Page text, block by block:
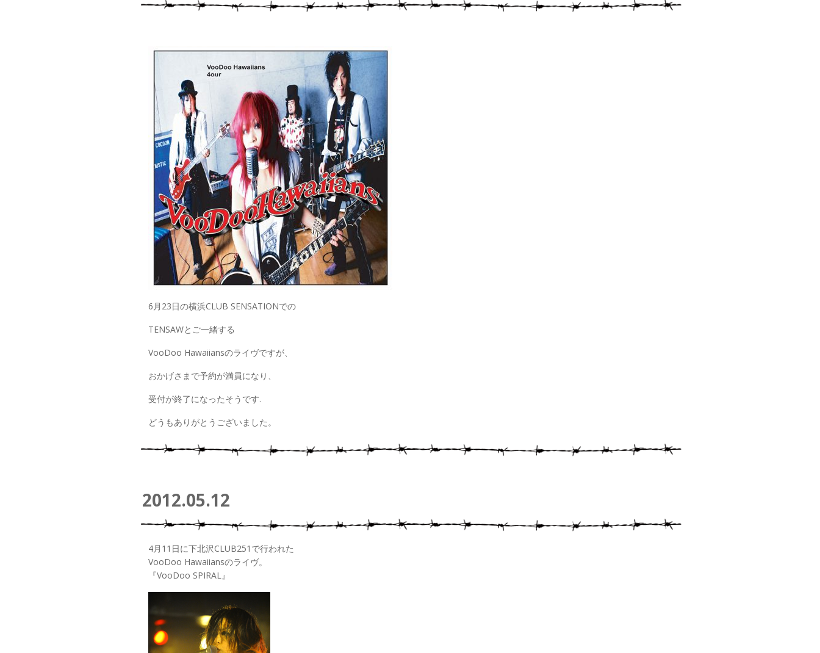
6月23日の横浜CLUB SENSATIONでの
TENSAWとご一緒する
VooDoo Hawaiiansのライヴですが、
おかげさまで予約が満員になり、
受付が終了になったそうです.
どうもありがとうございました。
2012.05.12
4月11日に下北沢CLUB251で行われた
VooDoo Hawaiiansのライヴ。
『VooDoo SPIRAL』